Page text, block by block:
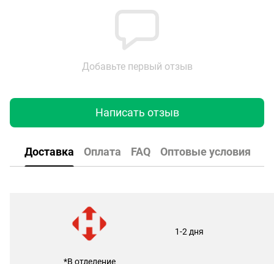
Добавьте первый отзыв
Написать отзыв
Доставка Оплата FAQ Оптовые условия
*В отделение
1-2 дня